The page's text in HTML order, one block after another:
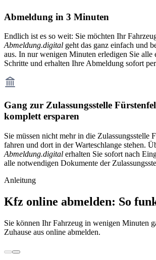
Abmeldung in 3 Minuten
Endlich ist es so weit: Sie möchten Ihr
Abmeldung.digital geht das ganz einfach und
aus. In nur wenigen Minuten erledigen Sie alle
Schritte und erhalten Ihre Abmeldung sofort
Gang zur Zulassungsstelle
komplett ersparen
Sie müssen nicht mehr in die Zulassungsstelle
fahren und dort in der Warteschlange stehen.
Abmeldung.digital erhalten Sie sofort nach
alle notwendigen Dokumente der
Anleitung
Kfz online abmelden: So
Sie können Ihr Fahrzeug in wenigen Minuten
Zuhause aus online abmelden.